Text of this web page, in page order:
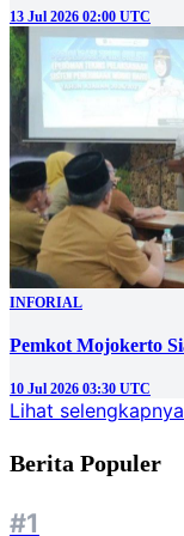
13 Jul 2026 02:00 UTC
INFORIAL
Pemkot Mojokerto
10 Jul 2026 03:30 UTC
Lihat selengkapnya
Berita Populer
#1